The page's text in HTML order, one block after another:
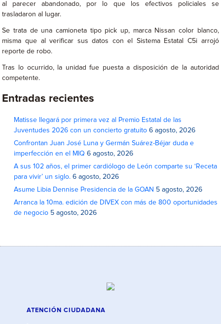
al parecer abandonado, por lo que los efectivos policiales se
trasladaron al lugar.
Se trata de una camioneta tipo pick up, marca Nissan color blanco,
misma que al verificar sus datos con el Sistema Estatal C5i arrojó
reporte de robo.
Tras lo ocurrido, la unidad fue puesta a disposición de la autoridad
competente.
Entradas recientes
Matisse llegará por primera vez al Premio Estatal de las
Juventudes 2026 con un concierto gratuito 6 agosto, 2026
Confrontan Juan José Luna y Germán Suárez-Béjar duda e
imperfección en el MIQ 6 agosto, 2026
A sus 102 años, el primer cardiólogo de León comparte su ‘Receta
para vivir’ un siglo. 6 agosto, 2026
Asume Libia Dennise Presidencia de la GOAN 5 agosto, 2026
Arranca la 10ma. edición de DIVEX con más de 800 oportunidades
de negocio 5 agosto, 2026
ATENCIÓN CIUDADANA